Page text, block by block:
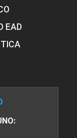
EAD